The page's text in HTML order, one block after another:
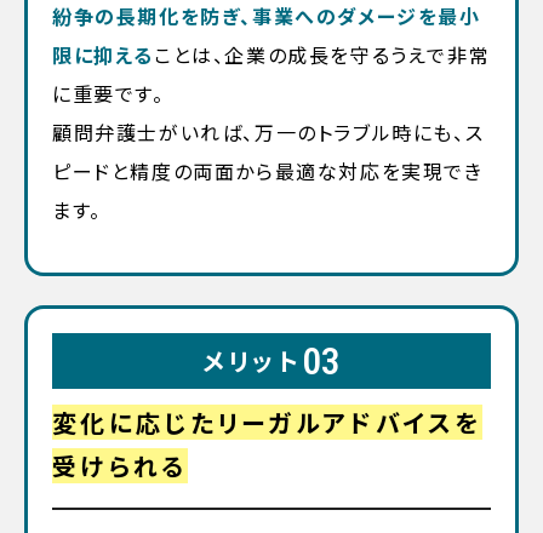
紛争の長期化を防ぎ、事業へのダメージを最小
限に抑えることは、企業の成長を守るうえで非常
に重要です。
顧問弁護士がいれば、万一のトラブル時にも、ス
ピードと精度の両面から最適な対応を実現でき
ます。
メリット 03
変化に応じたリーガルアドバイスを
受けられる